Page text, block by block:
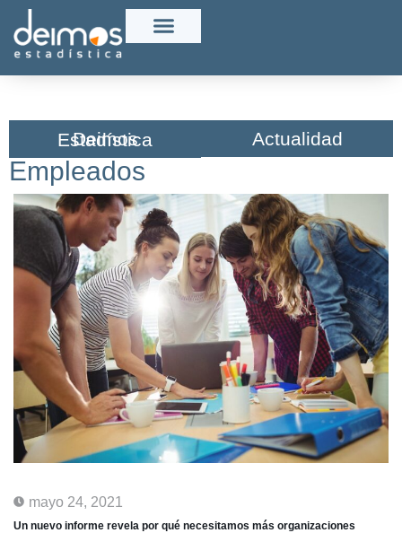
Deimos Estadística​ Actualidad
Empleados
mayo 24, 2021
Un nuevo informe revela por qué necesitamos más organizaciones